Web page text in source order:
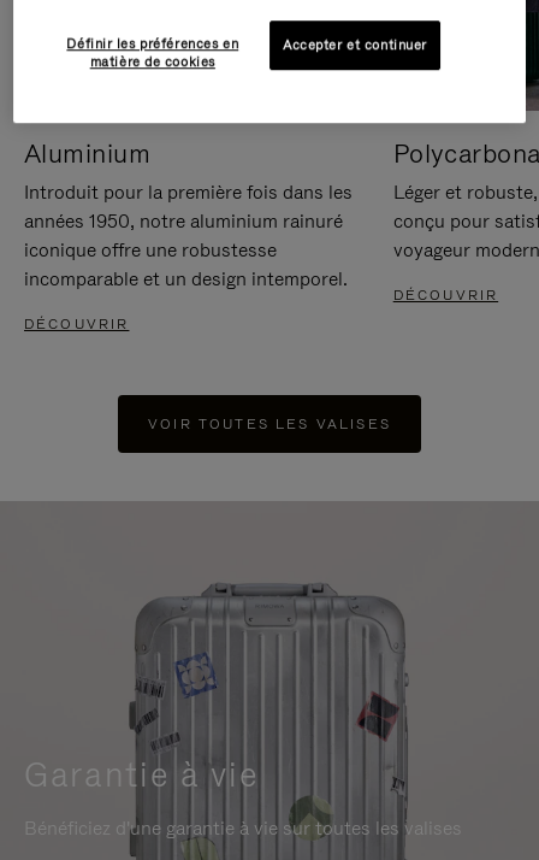
Aluminium
Introduit pour la première fois dans les
années 1950, notre aluminium rainuré
iconique offre une robustesse
incomparable et un design intemporel.
DÉCOUVRIR
Léger et
conçu pour
voyageur
DÉCOUVRIR
VOIR TOUTES LES VALISES
Garantie à vie
Bénéficiez d'une garantie à vie sur toutes les valises
Définir les préférences en
matière de cookies
Accepter et continuer